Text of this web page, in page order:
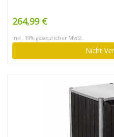
264,99 €
inkl. 19% gesetzlicher MwSt.
Nicht